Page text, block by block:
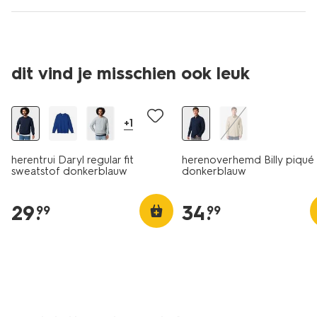
dit vind je misschien ook leuk
essential
+1
herentrui Daryl regular fit
sweatstof donkerblauw
29.
99
herenoverhemd Billy piqué
donkerblauw
34.
99